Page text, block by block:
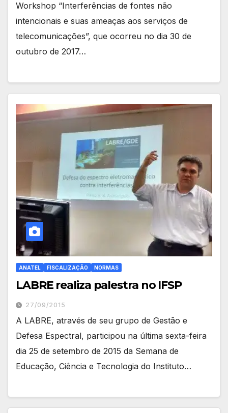
Workshop “Interferências de fontes não
intencionais e suas ameaças aos serviços de
telecomunicações”, que ocorreu no dia 30 de
outubro de 2017…
ANATEL FISCALIZAÇÃO NORMAS
LABRE realiza palestra no IFSP
27/09/2015
A LABRE, através de seu grupo de Gestão e
Defesa Espectral, participou na última sexta-feira
dia 25 de setembro de 2015 da Semana de
Educação, Ciência e Tecnologia do Instituto…